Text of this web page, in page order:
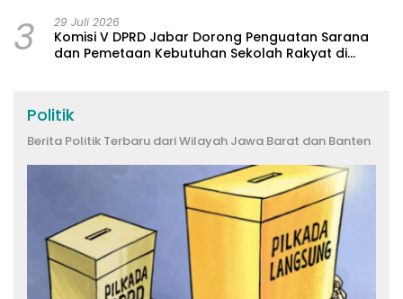
3 29 Juli 2026
Komisi V DPRD Jabar Dorong Penguatan Sarana
dan Pemetaan Kebutuhan Sekolah Rakyat di
Politik
Berita Politik Terbaru dari Wilayah Jawa Barat dan Banten